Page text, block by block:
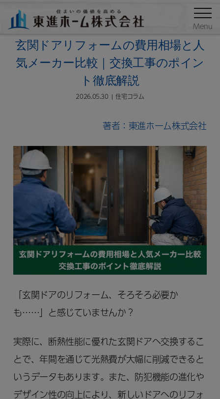
Menu
住宅コラム
玄関ドアリフォームの費用相場と人
気メーカー比較｜交換工事のポイン
ト徹底解説
2026.05.30 住宅コラム
著者：東進ホーム株式会社
「玄関ドアのリフォーム、そろそろ必要か
も……」と感じていませんか？
実際に、断熱性能に優れた玄関ドアへ交換するこ
とで、年間を通じて光熱費が大幅に削減できると
いうデータもあります。また、防犯機能の進化や
デザイン性の向上により、新しいドアへのリフォ